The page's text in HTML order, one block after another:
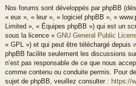
Nos forums sont développés par phpBB
« eux », « leur », « logiciel phpBB », «
Limited », « Équipes phpBB ») qui est un
sous la licence « GNU General Public
« GPL ») et qui peut être téléchargé depuis
phpBB facilite seulement les discussions
n’est pas responsable de ce que nous
comme contenu ou conduite permis. Pour
sujet de phpBB, veuillez consulter : https://